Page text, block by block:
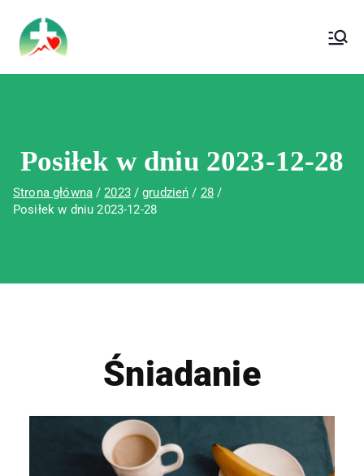
Wojewódzki Szpital Specjalistyczny im.
Św. Rafała w Czerwonej Górze
Posiłek w dniu 2023-12-28
Strona główna 2023 grudzień
28
Posiłek w dniu 2023-12-28
Śniadanie